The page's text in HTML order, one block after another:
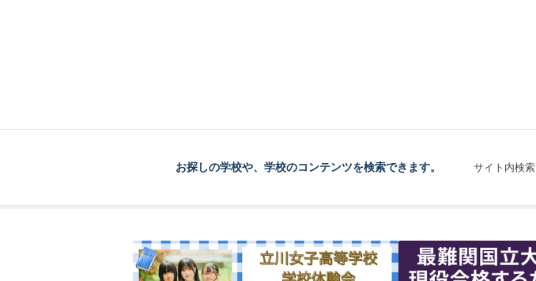
お探しの学校や、学校のコンテンツを検索できます。 サイト内検索